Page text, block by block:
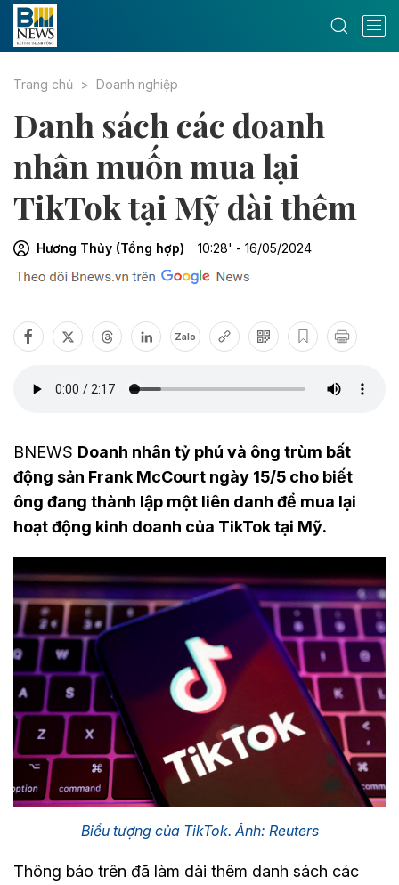
Trang chủ Doanh nghiệp
Danh sách các doanh
nhân muốn mua lại
TikTok tại Mỹ dài thêm
Hương Thủy (Tổng hợp) 10:28' - 16/05/2024
Zalo
BNEWS Doanh nhân tỷ phú và ông trùm bất
động sản Frank McCourt ngày 15/5 cho biết
ông đang thành lập một liên danh để mua lại
hoạt động kinh doanh của TikTok tại Mỹ.
Biểu tượng của TikTok. Ảnh: Reuters
Thông báo trên đã làm dài thêm danh sách các